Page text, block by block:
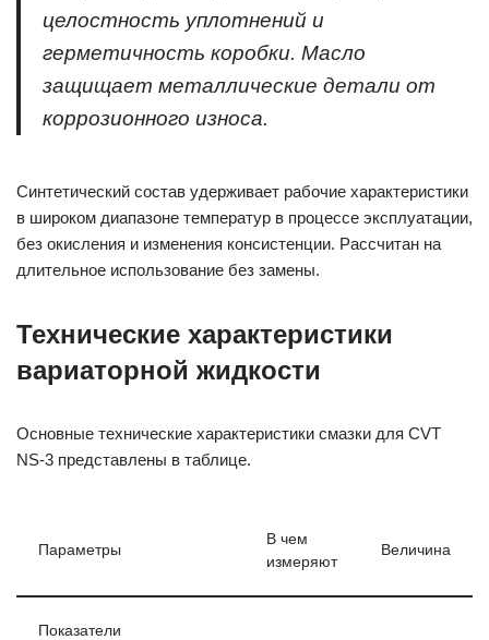
целостность уплотнений и
герметичность коробки. Масло
защищает металлические детали от
коррозионного износа.
Синтетический состав удерживает рабочие характеристики
в широком диапазоне температур в процессе эксплуатации,
без окисления и изменения консистенции. Рассчитан на
длительное использование без замены.
Технические характеристики
вариаторной жидкости
Основные технические характеристики смазки для CVT
NS-3 представлены в таблице.
Параметры
В чем
измеряют
Величина
Показатели